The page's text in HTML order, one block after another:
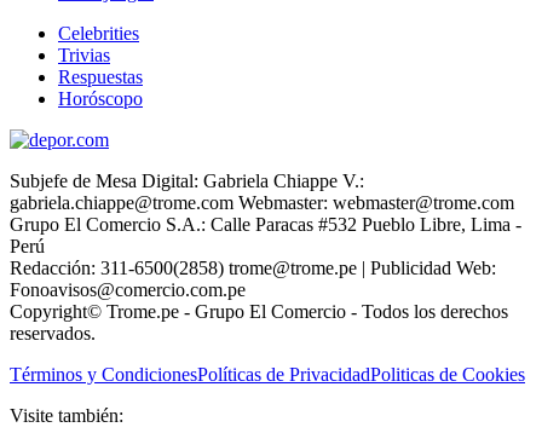
Celebrities
Trivias
Respuestas
Horóscopo
Subjefe de Mesa Digital: Gabriela Chiappe V.:
gabriela.chiappe@trome.com Webmaster: webmaster@trome.com
Grupo El Comercio S.A.: Calle Paracas #532 Pueblo Libre, Lima -
Perú
Redacción: 311-6500(2858) trome@trome.pe | Publicidad Web:
Fonoavisos@comercio.com.pe
Copyright© Trome.pe - Grupo El Comercio - Todos los derechos
reservados.
Términos y CondicionesPolíticas de PrivacidadPoliticas de Cookies
Visite también: